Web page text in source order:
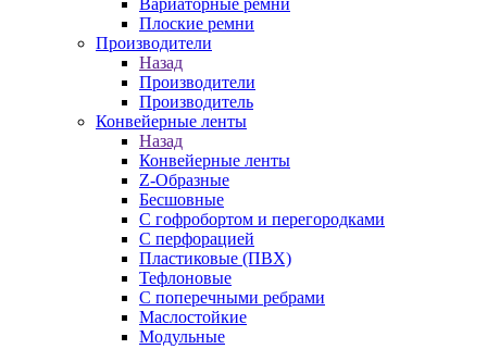
Плоские ремни
Производители
Назад
Производители
Производитель
Конвейерные ленты
Назад
Конвейерные ленты
Z-Образные
Бесшовные
С гофробортом и перегородками
С перфорацией
Пластиковые (ПВХ)
Тефлоновые
С поперечными ребрами
Маслостойкие
Модульные